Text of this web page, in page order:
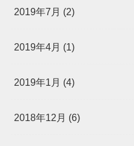
2019年7月 (2)
2019年4月 (1)
2019年1月 (4)
2018年12月 (6)